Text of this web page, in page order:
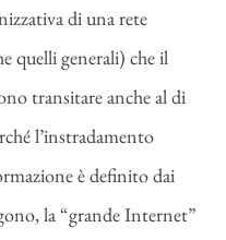
di una rete
quelli generali) che il
transitare anche al di
l’instradamento
è definito dai
la “grande Internet”